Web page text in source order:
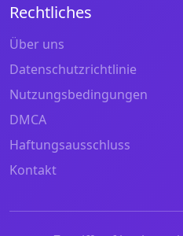
Rechtliches
Über uns
Datenschutzrichtlinie
Nutzungsbedingungen
DMCA
Haftungsausschluss
Kontakt